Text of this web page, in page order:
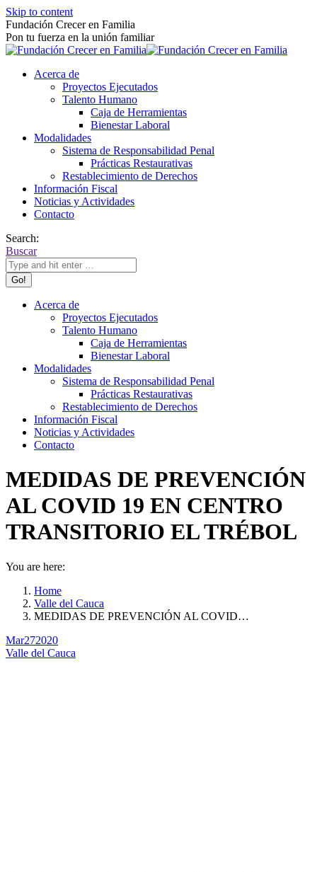
Skip to content
Fundación Crecer en Familia
Pon tu fuerza en la unión familiar
Acerca de
Proyectos Ejecutados
Talento Humano
Caja de Herramientas
Bienestar Laboral
Modalidades
Sistema de Responsabilidad Penal
Prácticas Restaurativas
Restablecimiento de Derechos
Información Fiscal
Noticias y Actividades
Contacto
Search:
Buscar
Acerca de
Proyectos Ejecutados
Talento Humano
Caja de Herramientas
Bienestar Laboral
Modalidades
Sistema de Responsabilidad Penal
Prácticas Restaurativas
Restablecimiento de Derechos
Información Fiscal
Noticias y Actividades
Contacto
MEDIDAS DE PREVENCIÓN
AL COVID 19 EN CENTRO
TRANSITORIO EL TRÉBOL
You are here:
Home
Valle del Cauca
MEDIDAS DE PREVENCIÓN AL COVID…
Mar272020
Valle del Cauca